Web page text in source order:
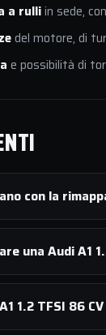
a rulliin sede,
del motore, di
e possibilità di
con la
una Audi A1
1.2 TFSI 86